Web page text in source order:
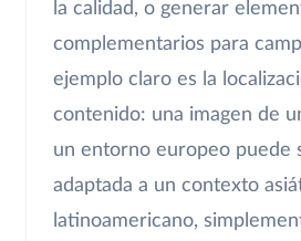
la calidad, o generar
complementarios para
ejemplo claro es la
contenido: una imagen de
un entorno europeo puede
adaptada a un contexto
latinoamericano,